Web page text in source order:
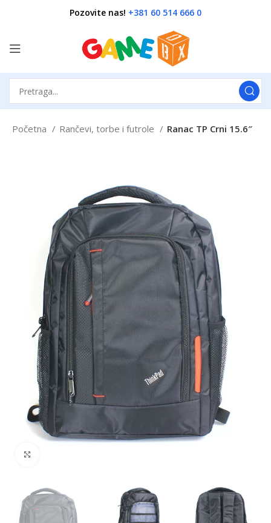
Pozovite nas! +381 60 514 666 0
Početna Rančevi, torbe i futrole Ranac TP Crni 15.6″